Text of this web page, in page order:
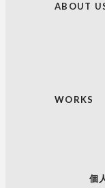
ABOUT
WORKS
個